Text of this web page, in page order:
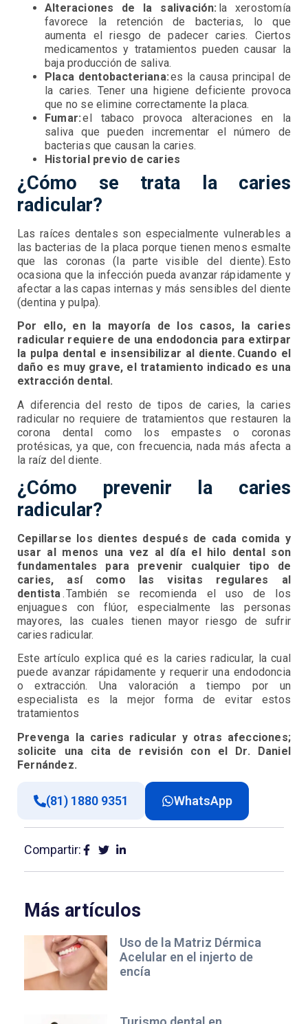
Alteraciones de la salivación: la xerostomía
favorece la retención de bacterias, lo que
aumenta el riesgo de padecer caries. Ciertos
medicamentos y tratamientos pueden causar la
baja producción de saliva.
Placa dentobacteriana:es la causa principal de
la caries. Tener una higiene deficiente provoca
que no se elimine correctamente la placa.
Fumar:el tabaco provoca alteraciones en la
saliva que pueden incrementar el número de
bacterias que causan la caries.
Historial previo de caries
¿Cómo se trata la caries
radicular?
Las raíces dentales son especialmente vulnerables a
las bacterias de la placa porque tienen menos esmalte
que las coronas (la parte visible del diente). Esto
ocasiona que la infección pueda avanzar rápidamente y
afectar a las capas internas y más sensibles del diente
(dentina y pulpa).
Por ello, en la mayoría de los casos, la caries
radicular requiere de una endodoncia para extirpar
la pulpa dental e insensibilizar al diente. Cuando el
daño es muy grave, el tratamiento indicado es una
extracción dental.
A diferencia del resto de tipos de caries, la caries
radicular no requiere de tratamientos que restauren la
corona dental como los empastes o coronas
protésicas, ya que, con frecuencia, nada más afecta a
la raíz del diente.
¿Cómo prevenir la caries
radicular?
Cepillarse los dientes después de cada comida y
usar al menos una vez al día el hilo dental son
fundamentales para prevenir cualquier tipo de
caries, así como las visitas regulares al
dentista. También se recomienda el uso de los
enjuagues con flúor, especialmente las personas
mayores, las cuales tienen mayor riesgo de sufrir
caries radicular.
Este artículo explica qué es la caries radicular, la cual
puede avanzar rápidamente y requerir una endodoncia
o extracción. Una valoración a tiempo por un
especialista es la mejor forma de evitar estos
tratamientos
Prevenga la caries radicular y otras afecciones;
solicite una cita de revisión con el Dr. Daniel
Fernández.
(81) 1880 9351 WhatsApp
Compartir:
Más artículos
Uso de la Matriz Dérmica
Acelular en el injerto de
encía